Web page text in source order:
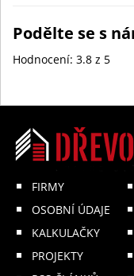
Podělte se s
Hodnocení: 3.8 z 5
FIRMY
OSOBNÍ ÚDAJE
KALKULAČKY
PROJEKTY